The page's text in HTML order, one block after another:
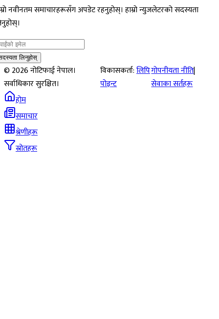
नवीनतम समाचारहरूसँग अपडेट रहनुहोस्। हाम्रो न्युजलेटरको सदस्यता
लिनुहोस्
©2026नोटिफाई नेपाल।
सर्वाधिकार सुरक्षित।
विकासकर्ता:लिपि
पोइन्ट
गोपनीयता नीति|
सेवाका सर्तहरू
होम
समाचार
श्रेणीहरू
स्रोतहरू